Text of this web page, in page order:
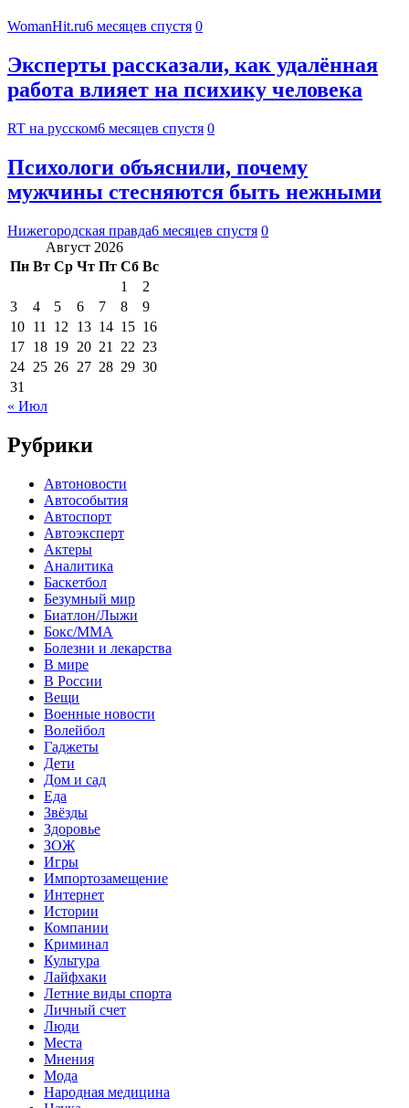
WomanHit.ru6 месяцев спустя 0
Эксперты рассказали, как удалённая
работа влияет на психику человека
RT на русском6 месяцев спустя 0
Психологи объяснили, почему
мужчины стесняются быть нежными
Нижегородская правда6 месяцев спустя 0
Август 2026
Пн Вт Ср Чт Пт Сб Вс
1
2
3
4 5 6 7 8
9
10 11 12 13 14 15 16
17 18 19 20 21 22 23
24 25 26 27 28 29 30
31
« Июл
Рубрики
Автоновости
Автособытия
Автоспорт
Автоэксперт
Актеры
Аналитика
Баскетбол
Безумный мир
Биатлон/Лыжи
Бокс/MMA
Болезни и лекарства
В мире
В России
Вещи
Военные новости
Волейбол
Гаджеты
Дети
Дом и сад
Еда
Звёзды
Здоровье
ЗОЖ
Игры
Импортозамещение
Интернет
Истории
Компании
Криминал
Культура
Лайфхаки
Летние виды спорта
Личный счет
Люди
Места
Мнения
Мода
Народная медицина